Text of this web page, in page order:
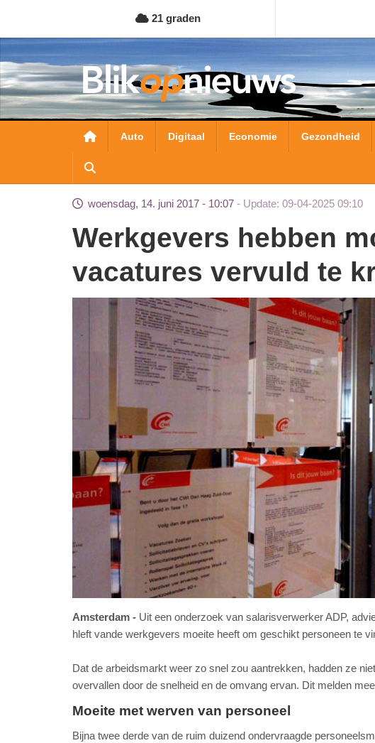
naar
de
inhoud
gaan
21 graden
Hoofdnavigatie
Auto Digitaal Economie Gezondheid
woensdag, 14. juni 2017 - 10:07 Update: 09-04-2025 09:10
Werkgevers hebben moeite om hun
vacatures vervuld te
Amsterdam
Uit een onderzoek van salarisverwerker ADP,
hleft vande werkgevers moeite heeft om geschikt personeen te
Dat de arbeidsmarkt weer zo snel zou aantrekken, hadden ze
overvallen door de snelheid en de omvang ervan. Dit melden
Moeite met werven van personeel
Bijna twee derde van de ruim duizend ondervraagde